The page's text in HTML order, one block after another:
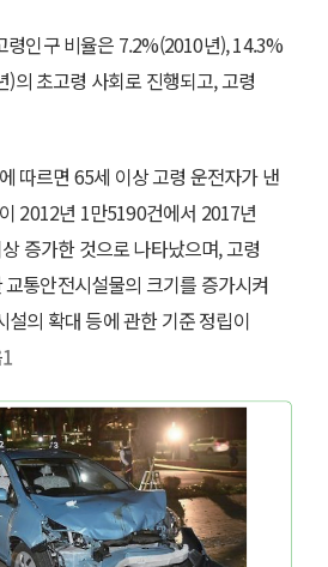
령인구 비율은 7.2%(2010년), 14.3%
의 초고령 사회로 진행되고, 고령
따르면 65세 이상 고령 운전자가 낸
2012년 1만5190건에서 2017년
증가한 것으로 나타났으며, 고령
통안전시설물의 크기를 증가시켜
설의 확대 등에 관한 기준 정립이
1